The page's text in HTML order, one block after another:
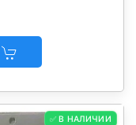
✅ В НАЛИЧИИ